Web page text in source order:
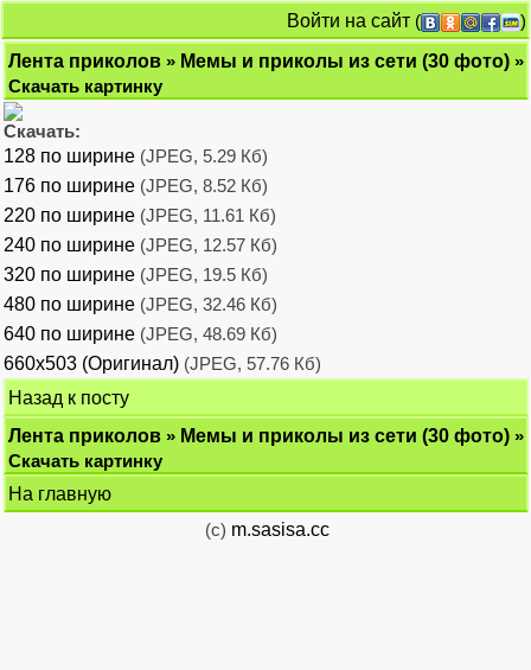
Войти на сайт (
)
Лента приколов » Мемы и приколы из сети (30 фото) »
Скачать картинку
Скачать:
128 по ширине (JPEG, 5.29 Кб)
176 по ширине (JPEG, 8.52 Кб)
220 по ширине (JPEG, 11.61 Кб)
240 по ширине (JPEG, 12.57 Кб)
320 по ширине (JPEG, 19.5 Кб)
480 по ширине (JPEG, 32.46 Кб)
640 по ширине (JPEG, 48.69 Кб)
660x503 (Оригинал) (JPEG, 57.76 Кб)
Назад к посту
Лента приколов » Мемы и приколы из сети (30 фото) »
Скачать картинку
На главную
(c) m.sasisa.cc